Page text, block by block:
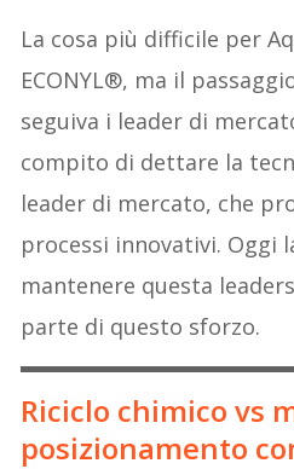
La cosa più difficile per
ECONYL®, ma il
seguiva i leader di
compito di dettare la
leader di mercato, che
processi innovativi. Oggi
mantenere questa
parte di questo sforzo.
Riciclo chimico vs
posizionamento